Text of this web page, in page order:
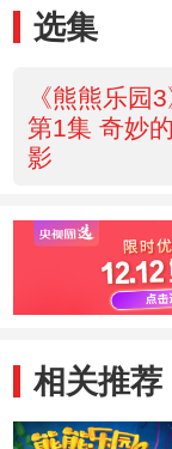
选集
《熊熊乐园3
第1集 奇妙
影
相关推荐